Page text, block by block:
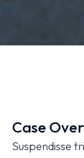
Case
Suspendisse